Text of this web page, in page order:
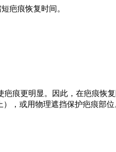
疤痕恢复时间。
痕更明显。因此，在疤痕恢
，或用物理遮挡保护疤痕部位